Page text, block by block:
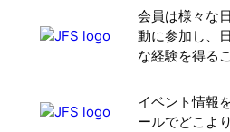
会員は様々な
動に参加し、
な経験を得る
イベント情報
ールでどこよ